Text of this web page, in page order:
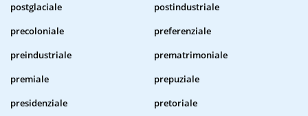
postglaciale
postindustriale
precoloniale
preferenziale
preindustriale
prematrimoniale
premiale
prepuziale
presidenziale
pretoriale